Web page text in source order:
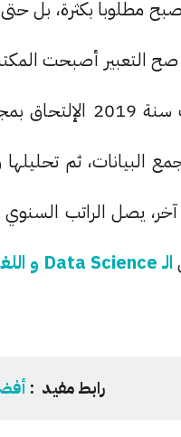
التعبير أصبحت
ان تضع نصب
البيانات، ثم
يصل الراتب السنوي
الـ Data Science و اللغات الخاصة به فانقر هنا
رابط مفيد :